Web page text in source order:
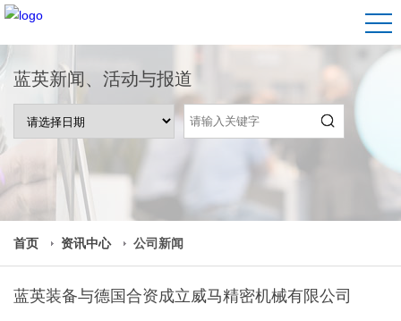
蓝英新闻、活动与报道
首页 资讯中心 公司新闻
蓝英装备与德国合资成立威马精密机械有限公司